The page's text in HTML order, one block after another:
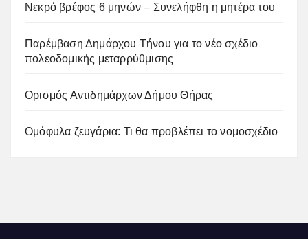
Νεκρό βρέφος 6 μηνών – Συνελήφθη η μητέρα του
Παρέμβαση Δημάρχου Τήνου για το νέο σχέδιο
πολεοδομικής μεταρρύθμισης
Ορισμός Αντιδημάρχων Δήμου Θήρας
Ομόφυλα ζευγάρια: Τι θα προβλέπει το νομοσχέδιο